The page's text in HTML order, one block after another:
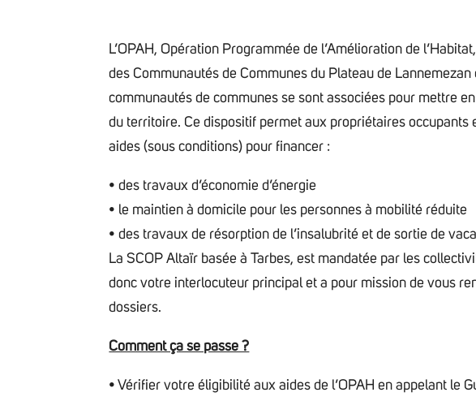
L’OPAH, Opération Programmée de l’Amélioration de
des Communautés de Communes du Plateau de
communautés de communes se sont associées pour mettre
du territoire. Ce dispositif permet aux propriétaires occupants
aides (sous conditions) pour financer :
• des travaux d’économie d’énergie
• le maintien à domicile pour les personnes à mobilité réduite
• des travaux de résorption de l’insalubrité et de sortie de
La SCOP Altaïr basée à Tarbes, est mandatée par les
donc votre interlocuteur principal et a pour mission de vous
dossiers.
Comment ça se passe ?
• Vérifier votre éligibilité aux aides de l’OPAH en appelant le